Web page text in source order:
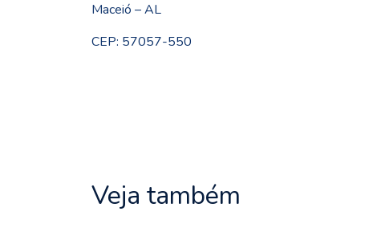
Maceió – AL
CEP: 57057-550
Veja também